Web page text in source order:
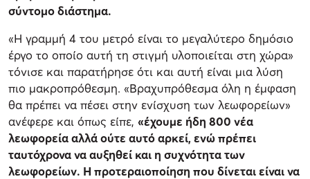
σύντομο διάστημα.
«Η γραμμή 4 του μετρό είναι το μεγαλύτερο δημόσιο
έργο το οποίο αυτή τη στιγμή υλοποιείται στη χώρα»
τόνισε και παρατήρησε ότι και αυτή είναι μια λύση
πιο μακροπρόθεσμη. «Βραχυπρόθεσμα όλη η έμφαση
θα πρέπει να πέσει στην ενίσχυση των λεωφορείων»
ανέφερε και όπως είπε, «έχουμε ήδη 800 νέα
λεωφορεία αλλά ούτε αυτό αρκεί, ενώ πρέπει
ταυτόχρονα να αυξηθεί και η συχνότητα των
λεωφορείων. Η προτεραιοποίηση που δίνεται είναι να